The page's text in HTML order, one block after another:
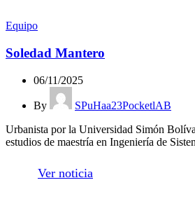
Equipo
Soledad Mantero
06/11/2025
By
SPuHaa23PocketlAB
Urbanista por la Universidad Simón
estudios de maestría en Ingeniería de
Ver noticia